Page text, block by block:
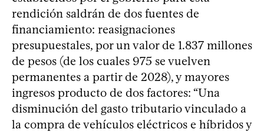
rendición saldrán de dos fuentes de
financiamiento: reasignaciones
presupuestales, por un valor de 1.837 millones
de pesos (de los cuales 975 se vuelven
permanentes a partir de 2028), y mayores
ingresos producto de dos factores: “Una
disminución del gasto tributario vinculado a
la compra de vehículos eléctricos e híbridos y